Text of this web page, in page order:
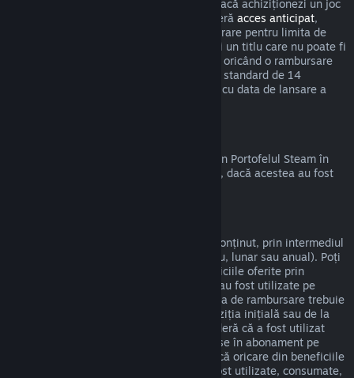
abia după data de lansare. De exemplu, dacă achiziționezi un joc
sau care oferă acces anticipat,
timpul de joc cumulat va fi luat în considerare pentru limita de
timp de joc de două ore. Dacă precomanzi un titlu care nu poate fi
jucat înainte de data lansării, poți solicita oricând o rambursare
înainte de lansarea acestuia, iar perioada standard de 14
zile/limita de două ore se va aplica odată cu data de lansare a
Poți cere o rambursare pentru fondurile din Portofelul Steam în
termen de paisprezece zile de la achiziție, dacă acestea au fost
Steam oferă acces la anumite servicii și conținut, prin intermediul
unor plăți periodice automate (de exemplu, lunar sau anual). Poți
cere rambursarea sumei plătite dacă serviciile oferite prin
intermediul unui astfel de abonament nu au fost utilizate pe
durata ciclului curent de facturare. Cererea de rambursare trebuie
efectuată în cel mult 48 de ore de la achiziția inițială sau de la
reînnoirea automată. Conținutul se consideră că a fost utilizat
dacă a fost jucat oricare din titlurile incluse în abonament pe
durata ciclului de facturare curent sau dacă oricare din beneficiile
sau reducerile incluse în abonament au fost utilizate, consumate,